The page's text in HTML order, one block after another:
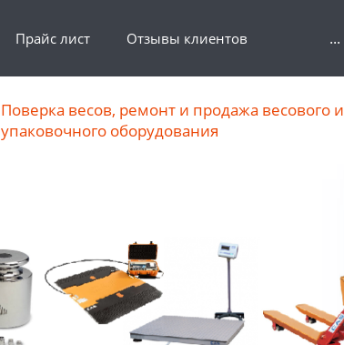
Прайс лист Отзывы клиентов ...
Поверка весов, ремонт и продажа весового и
упаковочного оборудования